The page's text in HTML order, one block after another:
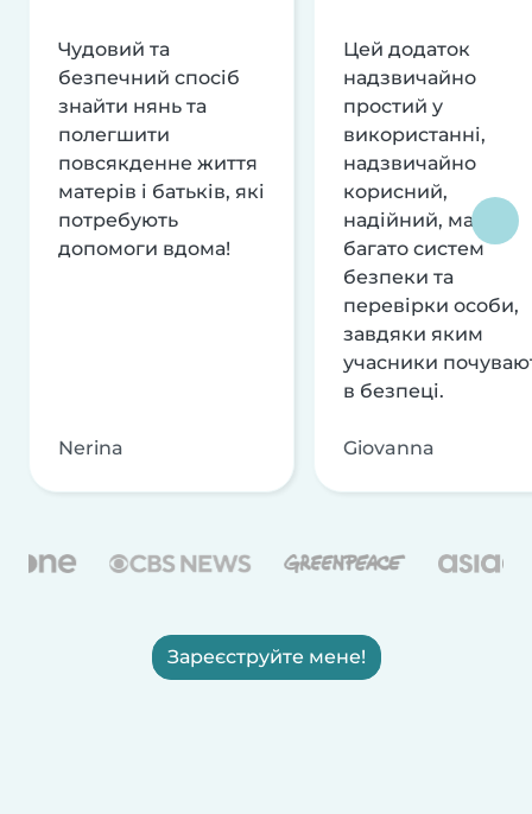
Чудовий та
безпечний спосіб
знайти нянь та
полегшити
повсякденне життя
матерів і батьків, які
потребують
допомоги вдома!
Nerina
Цей додаток
надзвичайно
простий у
використанні,
надзвичайно
корисний,
надійний, має
багато систем
безпеки та
перевірки особи,
завдяки яким
учасники
в безпеці.
Giovanna
Зареєструйте мене!